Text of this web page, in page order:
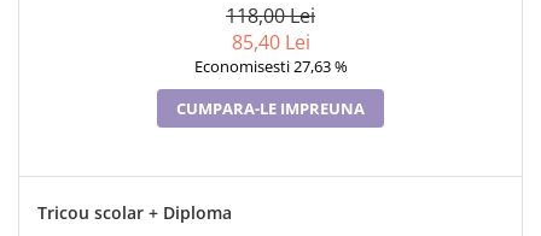
118,00 Lei
85,40 Lei
Economisesti 27,63 %
CUMPARA-LE IMPREUNA
Tricou scolar + Diploma